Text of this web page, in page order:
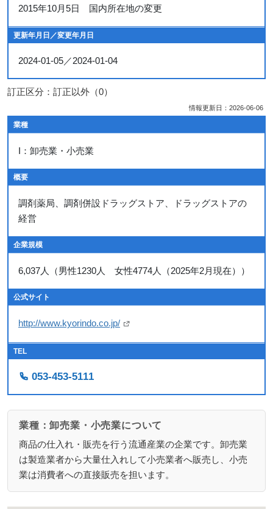
2015年10月5日 国内所在地の変更
更新年月日／変更年月日
2024-01-05／2024-01-04
訂正区分：訂正以外（0）
情報更新日：2026-06-06
業種
I：卸売業・小売業
概要
調剤薬局、調剤併設ドラッグストア、ドラッグストアの
経営
企業規模
6,037人（男性1230人 女性4774人（2025年2月現在））
公式サイト
http://www.kyorindo.co.jp/
TEL
053-453-5111
業種：卸売業・小売業について
商品の仕入れ・販売を行う流通産業の企業です。卸売業
は製造業者から大量仕入れして小売業者へ販売し、小売
業は消費者への直接販売を担います。